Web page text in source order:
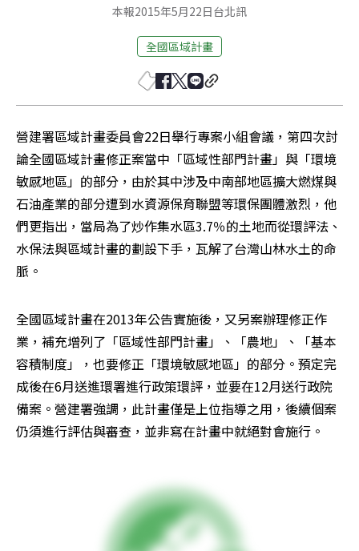
本報2015年5月22日台北訊
全國區域計畫
營建署區域計畫委員會22日舉行專案小組會議，第四次討
論全國區域計畫修正案當中「區域性部門計畫」與「環境
敏感地區」的部分，由於其中涉及中南部地區擴大燃煤與
石油產業的部分遭到水資源保育聯盟等環保團體激烈，他
們更指出，當局為了炒作集水區3.7％的土地而從環評法、
水保法與區域計畫的劃設下手，瓦解了台灣山林水土的命
脈。
全國區域計畫在2013年公告實施後，又另案辦理修正作
業，補充增列了「區域性部門計畫」、「農地」、「基本
容積制度」，也要修正「環境敏感地區」的部分。預定完
成後在6月送進環署進行政策環評，並要在12月送行政院
備案。營建署強調，此計畫僅是上位指導之用，後續個案
仍須進行評估與審查，並非寫在計畫中就絕對會施行。